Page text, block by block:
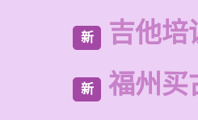
新 吉他培
新 福州买